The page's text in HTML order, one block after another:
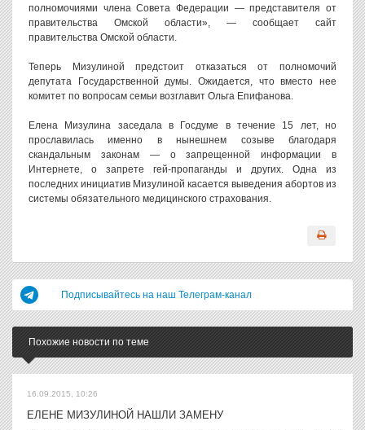
полномочиями члена Совета Федерации — представителя от
правительства Омской области», — сообщает сайт
правительства Омской области.
Теперь Мизулиной предстоит отказаться от полномочий
депутата Государственной думы. Ожидается, что вместо нее
комитет по вопросам семьи возглавит Ольга Епифанова.
Елена Мизулина заседала в Госдуме в течение 15 лет, но
прославилась именно в нынешнем созыве благодаря
скандальным законам — о запрещенной информации в
Интернете, о запрете гей-пропаганды и других. Одна из
последних инициатив Мизулиной касается выведения абортов из
системы обязательного медицинского страхования.
Подписывайтесь на наш Телеграм-канал
Похожие новости по теме
16.09.2015, 10:26
ЕЛЕНЕ МИЗУЛИНОЙ НАШЛИ ЗАМЕНУ